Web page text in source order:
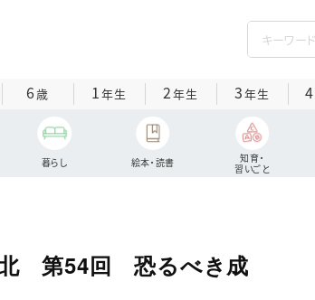
6歳 1年生 2年生 3年生 4
暮らし 絵本・読書
知育・
習いごと
北 第54回 恐るべき成